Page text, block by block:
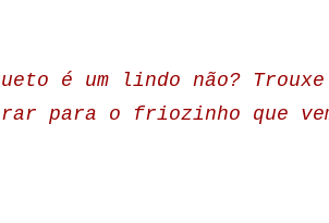
é um lindo não?
para o friozinho que vem